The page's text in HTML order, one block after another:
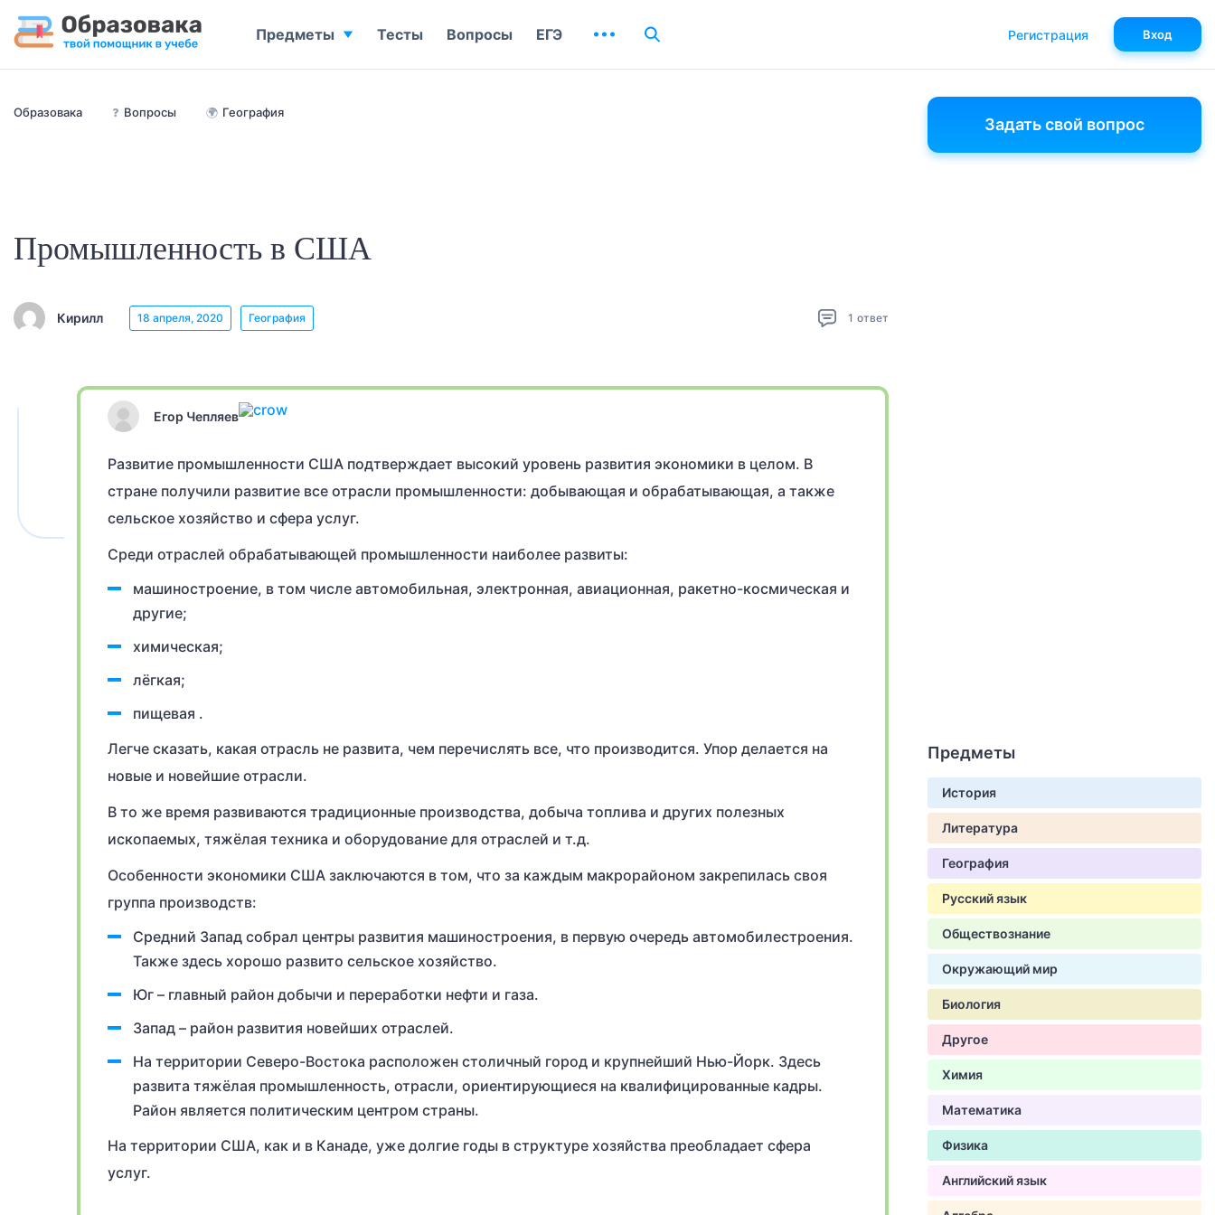
Образовака ❓ Вопросы 🌍 География
Промышленность в США
Кирилл 18 апреля, 2020 География 1 ответ
Егор Чепляев
Развитие промышленности США подтверждает высокий уровень развития экономики в целом. В
стране получили развитие все отрасли промышленности: добывающая и обрабатывающая, а также
сельское хозяйство и сфера услуг.
Среди отраслей обрабатывающей промышленности наиболее развиты:
машиностроение, в том числе автомобильная, электронная, авиационная, ракетно-космическая и
другие;
химическая;
лёгкая;
пищевая .
Легче сказать, какая отрасль не развита, чем перечислять все, что производится. Упор делается на
новые и новейшие отрасли.
В то же время развиваются традиционные производства, добыча топлива и других полезных
ископаемых, тяжёлая техника и оборудование для отраслей и т.д.
Особенности экономики США заключаются в том, что за каждым макрорайоном закрепилась своя
группа производств:
Средний Запад собрал центры развития машиностроения, в первую очередь автомобилестроения.
Также здесь хорошо развито сельское хозяйство.
Юг – главный район добычи и переработки нефти и газа.
Запад – район развития новейших отраслей.
На территории Северо-Востока расположен столичный город и крупнейший Нью-Йорк. Здесь
развита тяжёлая промышленность, отрасли, ориентирующиеся на квалифицированные кадры.
Район является политическим центром страны.
На территории США, как и в Канаде, уже долгие годы в структуре хозяйства преобладает сфера
услуг.
Задать свой вопрос
Предметы
История
Литература
География
Русский язык
Обществознание
Окружающий мир
Биология
Другое
Химия
Математика
Физика
Английский язык
Предметы Тесты Вопросы ЕГЭ Регистрация Вход